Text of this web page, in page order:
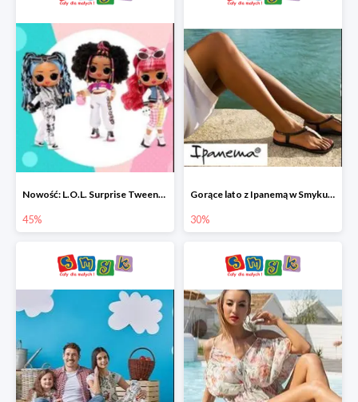
Nowość: L.O.L. Surprise Tweens Doll w Smyku do -45%
45%
Gorące lato z Ipanemą w Smyku do -30%
30%